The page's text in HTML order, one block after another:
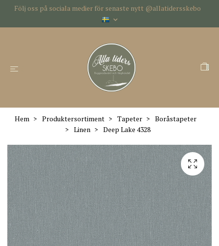
Följ oss på sociala medier för senaste nytt @allatidersskebo
Hem Produktersortiment Tapeter
Boråstapeter
Linen
Deep Lake 4328